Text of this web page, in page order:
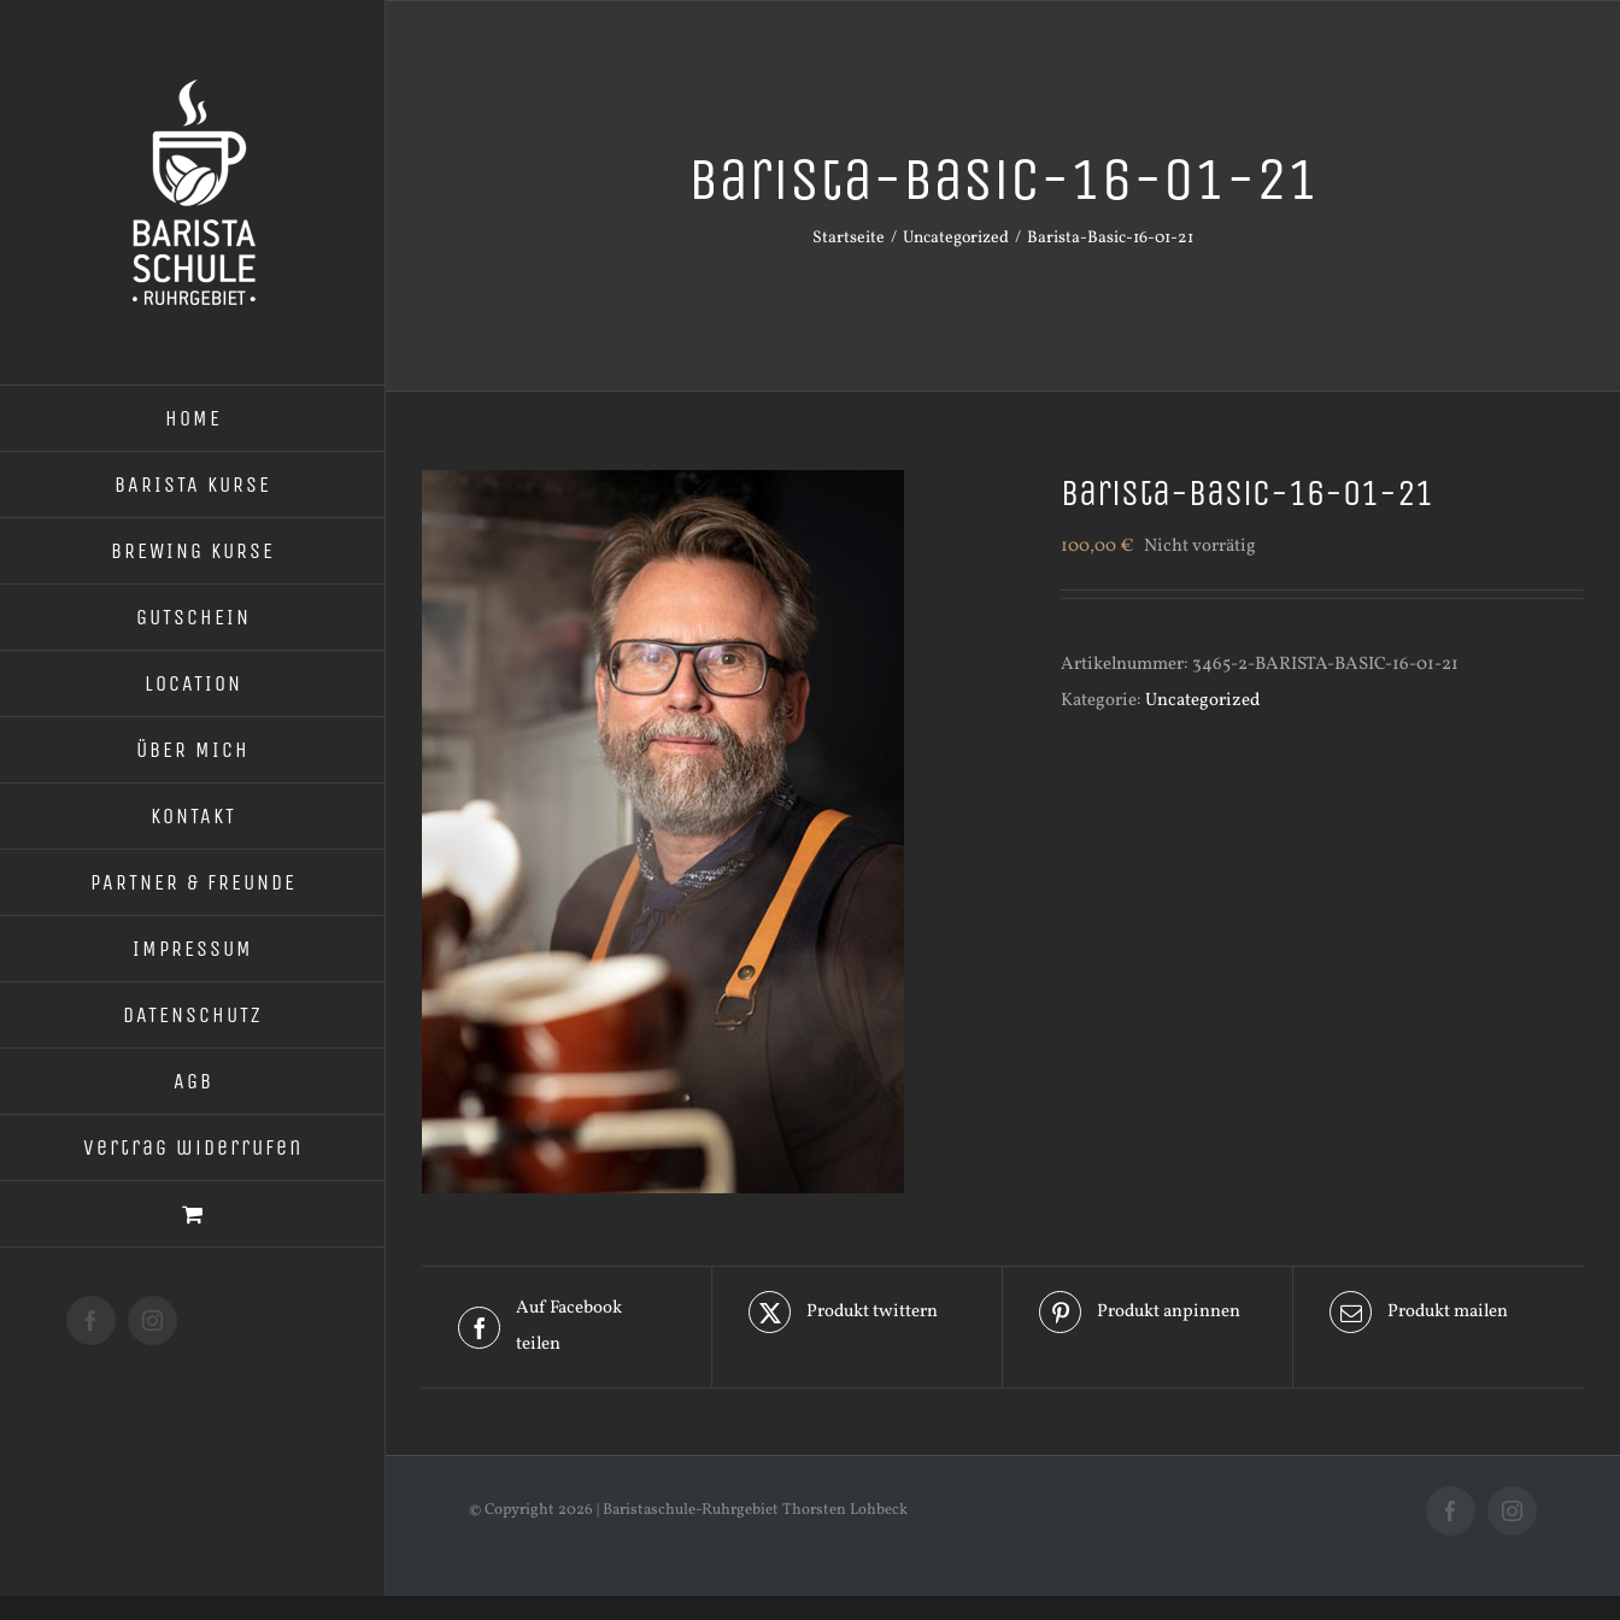
HOME
BARISTA KURSE
BREWING KURSE
GUTSCHEIN
LOCATION
ÜBER MICH
KONTAKT
PARTNER & FREUNDE
IMPRESSUM
DATENSCHUTZ
AGB
Vertrag widerrufen
FacebookInstagram
Barista-Basic-16-01-21
Startseite Uncategorized Barista-Basic-16-01-21
Barista-Basic-16-01-21
100,00€ Nicht vorrätig
Artikelnummer: 3465-2-BARISTA-BASIC-16-01-21
Kategorie:Uncategorized
Auf Facebook
teilen
Produkt twittern Produkt anpinnen Produkt mailen
© Copyright 2026 | Baristaschule-Ruhrgebiet Thorsten Lohbeck FacebookInstagram